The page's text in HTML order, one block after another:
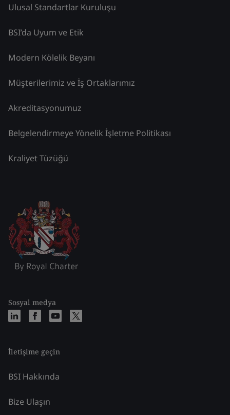
Ulusal Standartlar Kuruluşu
BSI’da Uyum ve Etik
Modern Kölelik Beyanı
Müşterilerimiz ve İş Ortaklarımız
Akreditasyonumuz
Belgelendirmeye Yönelik İşletme Politikası
Kraliyet Tüzüğü
Sosyal medya
İletişime geçin
BSI Hakkında
Bize Ulaşın